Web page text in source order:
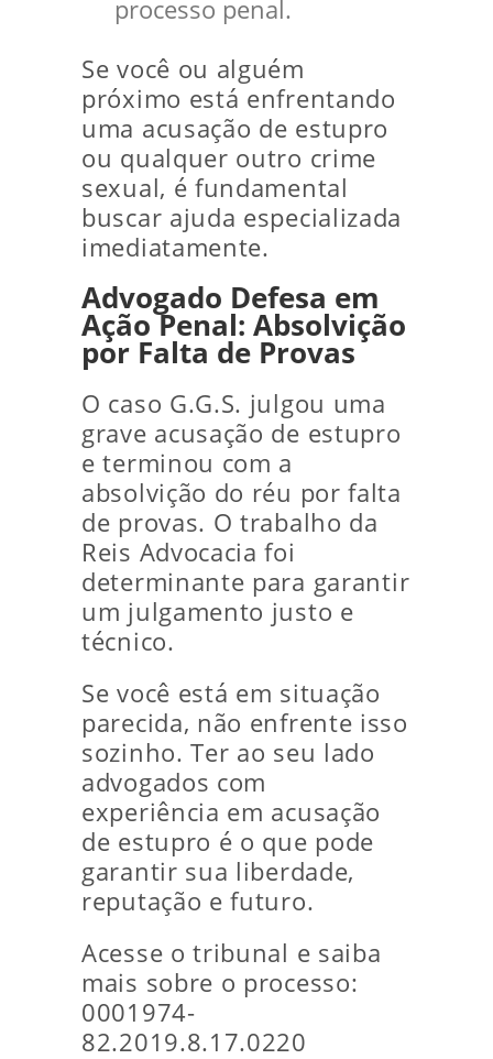
processo penal.
Se você ou alguém
próximo está enfrentando
uma acusação de estupro
ou qualquer outro crime
sexual, é fundamental
buscar ajuda especializada
imediatamente.
Advogado Defesa em
Ação Penal: Absolvição
por Falta de Provas
O caso G.G.S. julgou uma
grave acusação de estupro
e terminou com a
absolvição do réu por falta
de provas. O trabalho da
Reis Advocacia foi
determinante para garantir
um julgamento justo e
técnico.
Se você está em situação
parecida, não enfrente isso
sozinho. Ter ao seu lado
advogados com
experiência em acusação
de estupro é o que pode
garantir sua liberdade,
reputação e futuro.
Acesse o tribunal e saiba
mais sobre o processo:
0001974-
82.2019.8.17.0220